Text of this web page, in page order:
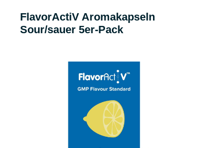
FlavorActiV Aromakapseln
Sour/sauer 5er-Pack